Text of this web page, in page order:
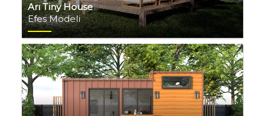
Arı Tiny House
Efes Modeli